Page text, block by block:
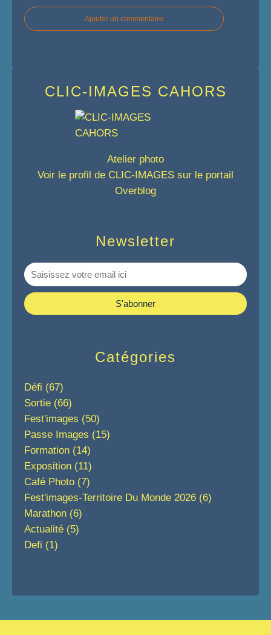
Ajouter un commentaire
Newsletter
Catégories
Défi (67)
Sortie (66)
Fest'images (50)
Passe Images (15)
Formation (14)
Exposition (11)
Café Photo (7)
Fest'images-Territoire Du Monde 2026 (6)
Marathon (6)
Actualité (5)
Defi (1)
CLIC-IMAGES CAHORS
Atelier photo
Voir le profil de CLIC-IMAGES sur le portail
Overblog